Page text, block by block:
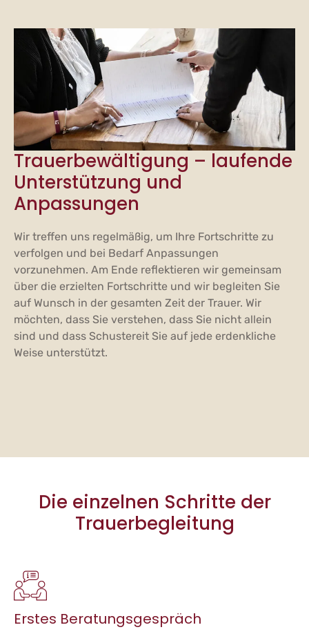
Trauerbewältigung – laufende
Unterstützung und
Anpassungen
Wir treffen uns regelmäßig, um Ihre Fortschritte zu
verfolgen und bei Bedarf Anpassungen
vorzunehmen. Am Ende reflektieren wir gemeinsam
über die erzielten Fortschritte und wir begleiten Sie
auf Wunsch in der gesamten Zeit der Trauer. Wir
möchten, dass Sie verstehen, dass Sie nicht allein
sind und dass Schustereit Sie auf jede erdenkliche
Weise unterstützt.
Die einzelnen Schritte der
Trauerbegleitung
Erstes Beratungsgespräch